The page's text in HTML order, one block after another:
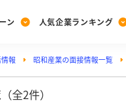
ン
る
人気企業ランキング
ングを見る
企業特集
報 昭和産業の面接情報一覧
全2件）